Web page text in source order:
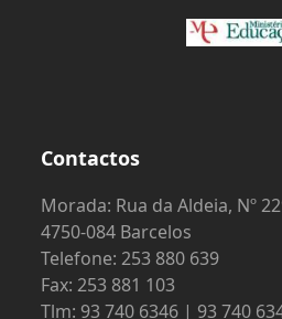
Contactos
Morada: Rua da Aldeia, Nº
4750-084 Barcelos
Telefone: 253 880 639
Fax: 253 881 103
Tlm: 93 740 6346 | 93 740